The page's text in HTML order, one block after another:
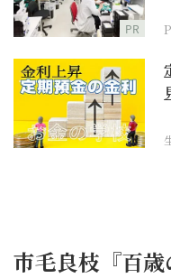
PR
市毛良枝『百